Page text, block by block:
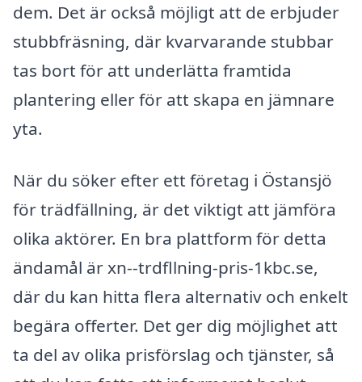
dem. Det är också möjligt att de erbjuder
stubbfräsning, där kvarvarande stubbar
tas bort för att underlätta framtida
plantering eller för att skapa en jämnare
yta.
När du söker efter ett företag i Östansjö
för trädfällning, är det viktigt att jämföra
olika aktörer. En bra plattform för detta
ändamål är xn--trdfllning-pris-1kbc.se,
där du kan hitta flera alternativ och enkelt
begära offerter. Det ger dig möjlighet att
ta del av olika prisförslag och tjänster, så